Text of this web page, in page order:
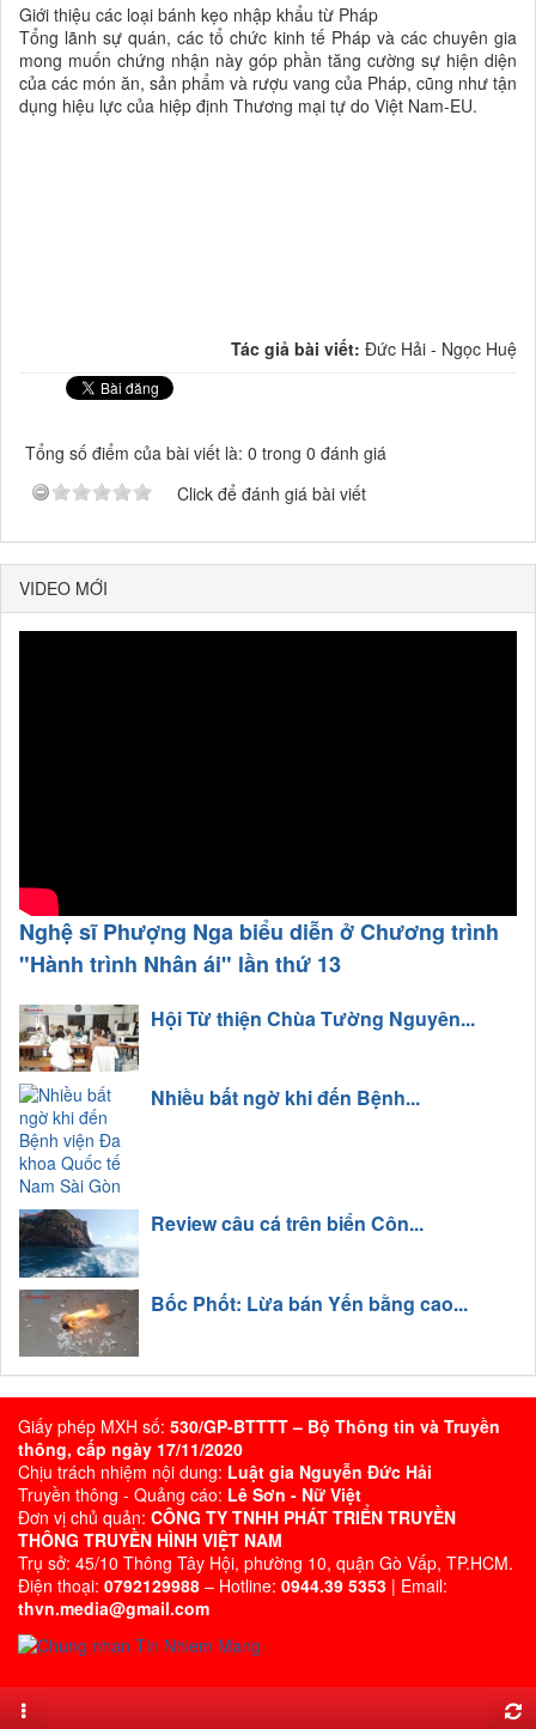
Giới thiệu các loại bánh kẹo nhập khẩu từ Pháp
Tổng lãnh sự quán, các tổ chức kinh tế Pháp và các chuyên gia
mong muốn chứng nhận này góp phần tăng cường sự hiện diện
của các món ăn, sản phẩm và rượu vang của Pháp, cũng như tận
dụng hiệu lực của hiệp định Thương mại tự do Việt Nam-EU.
Tác giả bài viết: Đức Hải - Ngọc Huệ
Tổng số điểm của bài viết là: 0 trong 0 đánh giá
Click để đánh giá bài viết
VIDEO MỚI
Nghệ sĩ Phượng Nga biểu diễn ở Chương trình
"Hành trình Nhân ái" lần thứ 13
Hội Từ thiện Chùa Tường Nguyên...
Nhiều bất ngờ khi đến Bệnh...
Review câu cá trên biển Côn...
Bốc Phốt: Lừa bán Yến bằng cao...
Giấy phép MXH số: 530/GP-BTTTT – Bộ Thông tin và Truyền
thông, cấp ngày 17/11/2020
Chịu trách nhiệm nội dung: Luật gia Nguyễn Đức Hải
Truyền thông - Quảng cáo: Lê Sơn - Nữ Việt
Đơn vị chủ quản: CÔNG TY TNHH PHÁT TRIỂN TRUYỀN
THÔNG TRUYỀN HÌNH VIỆT NAM
Trụ sở: 45/10 Thông Tây Hội, phường 10, quận Gò Vấp, TP.HCM.
Điện thoại: 0792129988 – Hotline: 0944.39 5353 | Email:
thvn.media@gmail.com